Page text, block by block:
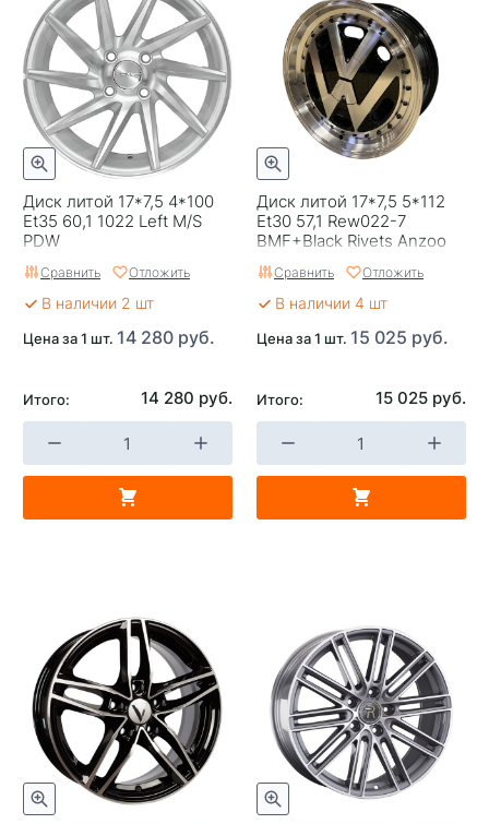
Ширина (диски)
Тип диска
Стальные
Гарантия
1 год
Цвет
Серебристый
Категория
Легковые
Страна изготовителя
Китай
Replica
0
Завод изготовитель
Диск литой 17*7,5 4*100
Et35 60,1 1022 Left M/S
PDW
Сравнить Отложить
В наличии 2 шт
Цена за 1 шт. 14 280 руб.
Итого: 14 280 руб.
Диск литой 17*7,5 5*112
Et30 57,1 Rew022-7
BMF+Black Rivets Anzoo
Сравнить Отложить
В наличии 4 шт
Цена за 1 шт. 15 025 руб.
Итого: 15 025 руб.